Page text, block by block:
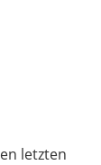
letzten